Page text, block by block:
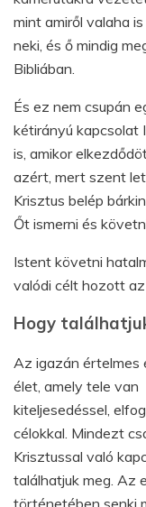
mint amiről valaha
neki, és ő mindig
Bibliában.
És ez nem csupán
kétirányú kapcsolat
is, amikor
azért, mert szent
Krisztus belép
Őt ismerni és
Istent követni
valódi célt hozott
Hogy
Az igazán értelmes
élet, amely tele van
kiteljesedéssel,
célokkal. Mindezt
Krisztussal való
találhatjuk meg. Az
történetében senki